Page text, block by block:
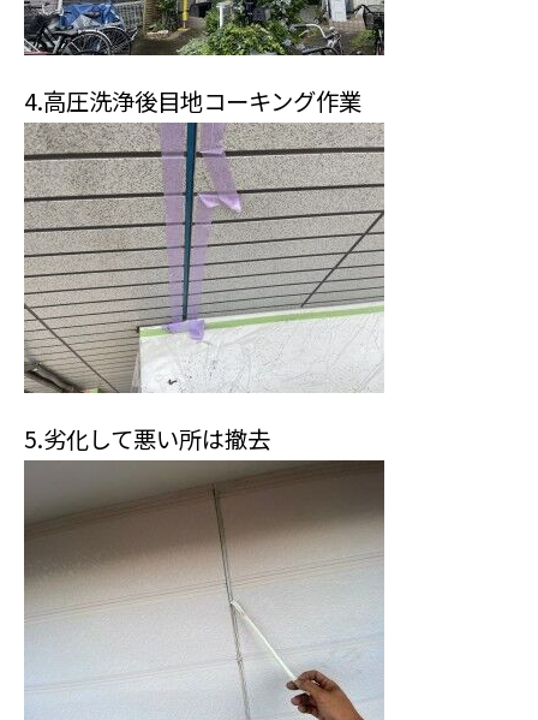
4.高圧洗浄後目地コーキング作業
5.劣化して悪い所は撤去